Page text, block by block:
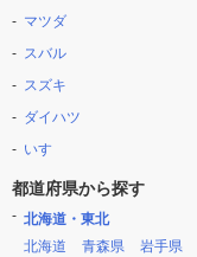
マツダ
スバル
スズキ
ダイハツ
いすゞ
都道府県から探す
北海道・東北
北海道
青森県 岩手県